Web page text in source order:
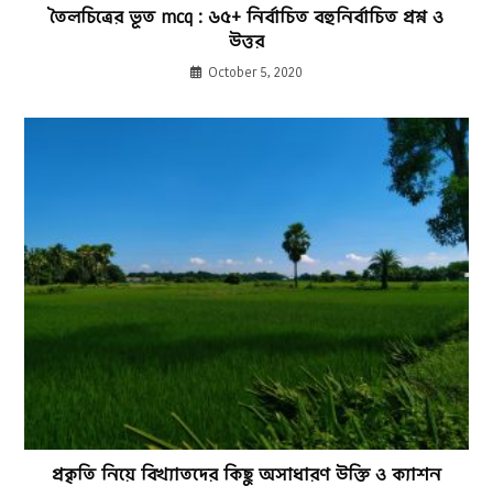
তৈলচিত্রের ভূত mcq : ৬৫+ নির্বাচিত বহুনির্বাচিত প্রশ্ন ও
উত্তর
October 5, 2020
প্রকৃতি নিয়ে বিখ্যাতদের কিছু অসাধারণ উক্তি ও ক্যাশন